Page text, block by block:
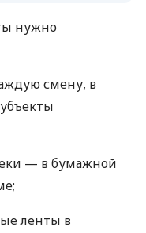
нужно
смену, в
— в бумажной
ленты в